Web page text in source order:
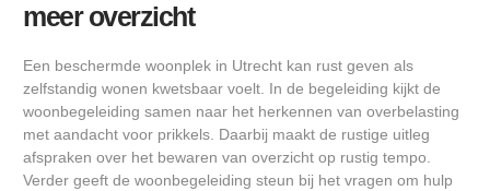
meer overzicht
Een beschermde woonplek in Utrecht kan rust geven als
zelfstandig wonen kwetsbaar voelt. In de begeleiding kijkt de
woonbegeleiding samen naar het herkennen van overbelasting
met aandacht voor prikkels. Daarbij maakt de rustige uitleg
afspraken over het bewaren van overzicht op rustig tempo.
Verder geeft de woonbegeleiding steun bij het vragen om hulp